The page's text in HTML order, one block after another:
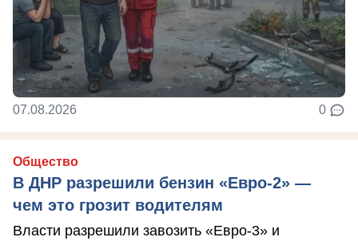
07.08.2026 0
Общество
В ДНР разрешили бензин «Евро-2» —
чем это грозит водителям
Власти разрешили завозить «Евро-3» и